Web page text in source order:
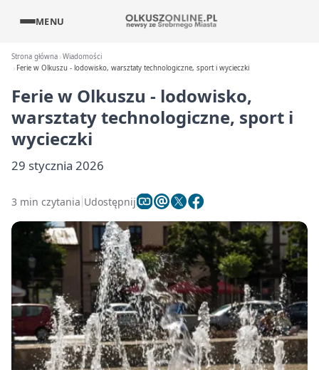
MENU
Strona główna Wiadomości
Ferie w Olkuszu - lodowisko, warsztaty technologiczne, sport i wycieczki
Ferie w Olkuszu - lodowisko,
warsztaty technologiczne, sport i
wycieczki
29 stycznia 2026
3 min czytania Udostępnij